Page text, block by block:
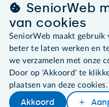
©2026 SeniorWeb
Algemene voorwaarden
Cookies en cookie-instellingen
Disclaimer
SeniorWeb
van cookies
SeniorWeb maakt gebruik
beter te laten werken en
we verzamelen met onze
Door op 'Akkoord' te
plaatsen van deze cookies.
Akkoord